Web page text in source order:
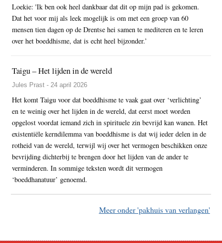
Loekie: 'Ik ben ook heel dankbaar dat dit op mijn pad is gekomen.
Dat het voor mij als leek mogelijk is om met een groep van 60
mensen tien dagen op de Drentse hei samen te mediteren en te leren
over het boeddhisme, dat is echt heel bijzonder.’
Taigu – Het lijden in de wereld
Jules Prast - 24 april 2026
Het komt Taigu voor dat boeddhisme te vaak gaat over ‘verlichting’
en te weinig over het lijden in de wereld, dat eerst moet worden
opgelost voordat iemand zich in spirituele zin bevrijd kan wanen. Het
existentiële kerndilemma van boeddhisme is dat wij ieder delen in de
rotheid van de wereld, terwijl wij over het vermogen beschikken onze
bevrijding dichterbij te brengen door het lijden van de ander te
verminderen. In sommige teksten wordt dit vermogen
‘boeddhanatuur’ genoemd.
Meer onder 'pakhuis van verlangen'